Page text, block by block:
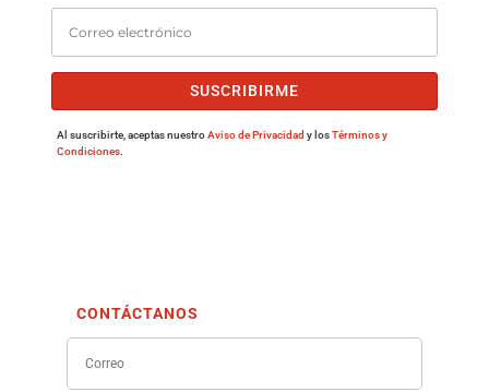
SUSCRIBIRME
Al suscribirte, aceptas nuestroAviso de Privacidad y losTérminos y
Condiciones.
CONTÁCTANOS